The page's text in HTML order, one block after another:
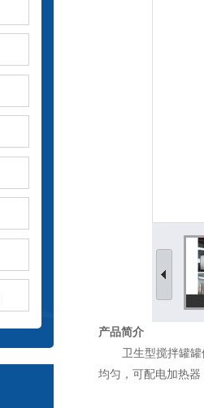
产品简介
卫生型搅拌罐罐体
均匀，可配电加热器